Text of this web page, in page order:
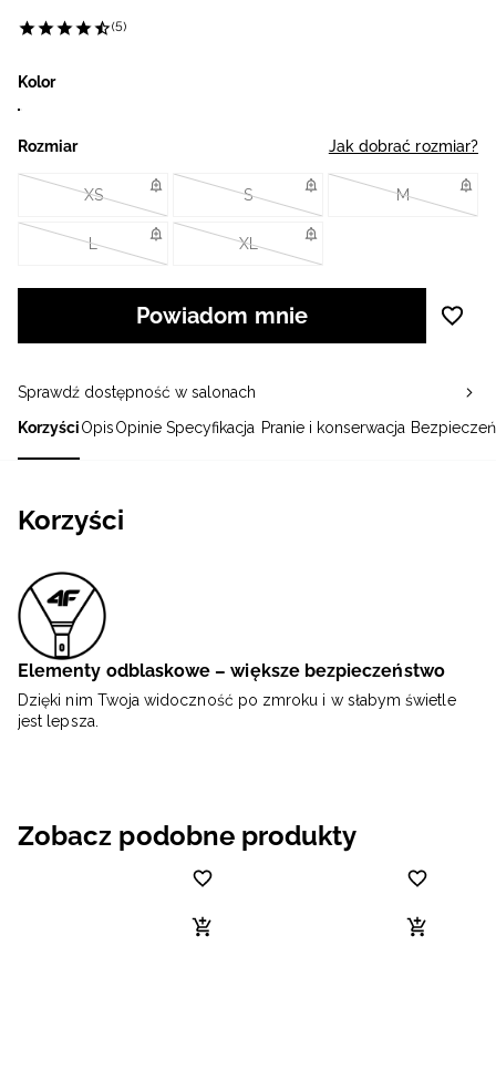
KorzyściOpisOpinie Specyfikacja Pranie i konserwacja
Korzyści
Elementy odblaskowe – większe bezpieczeństwo
Dzięki nim Twoja widoczność po zmroku i w słabym świetle
jest lepsza.
(5)
Kolor
Rozmiar Jak dobrać rozmiar?
XS S M
L XL
Powiadom mnie
Sprawdź dostępność w salonach
Zobacz podobne produkty